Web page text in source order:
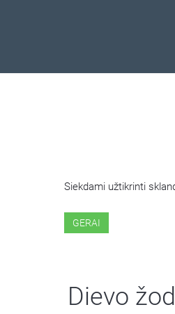
Siekdami užtikrinti
GERAI
Dievo